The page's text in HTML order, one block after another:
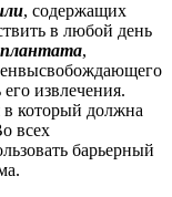
, содержащих
в любой день
,
извлечения.
в который должна
всех
барьерный